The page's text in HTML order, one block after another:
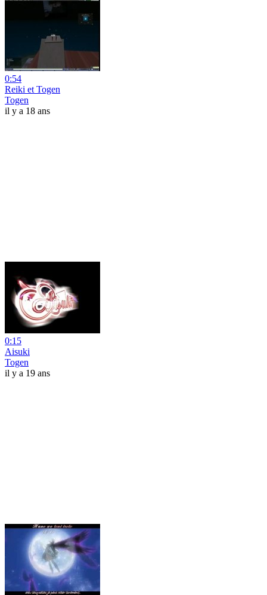
0:54
Reiki et Togen
Togen
il y a 18 ans
0:15
Aisuki
Togen
il y a 19 ans